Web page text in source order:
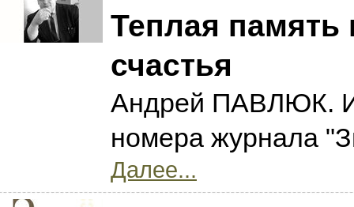
Теплая память
счастья
Андрей ПАВЛЮК.
номера журнала
Далее...